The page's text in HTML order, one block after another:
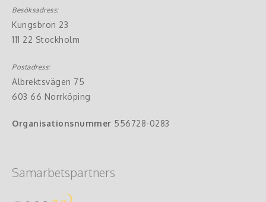
Besöksadress:
Kungsbron 23
111 22 Stockholm
Postadress:
Albrektsvägen 75
603 66 Norrköping
Organisationsnummer 556728-0283
Samarbetspartners